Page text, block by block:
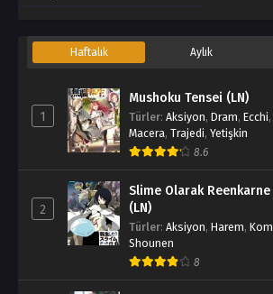
Haftalık Aylık
1
Mushoku Tensei (LN)
Türler: Aksiyon, Dram, Ecchi,
Macera, Trajedi, Yetişkin
8.6
2
Slime Olarak
(LN)
Türler: Aksiyon, Harem,
Shounen
8